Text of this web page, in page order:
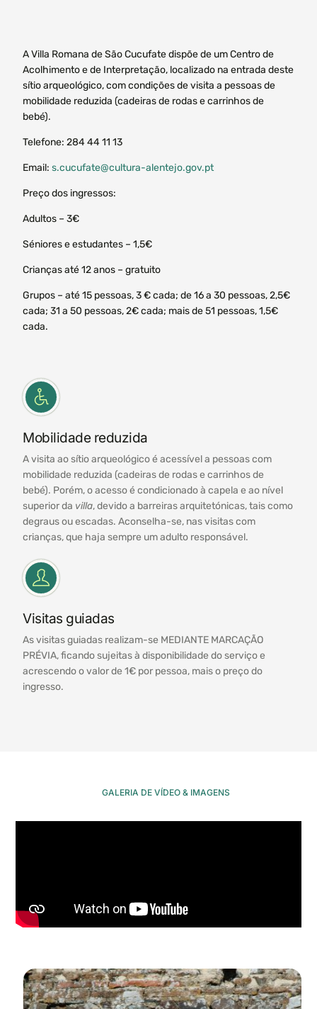
A Villa Romana de São Cucufate dispõe de um Centro de
Acolhimento e de Interpretação, localizado na entrada deste
sítio arqueológico, com condições de visita a pessoas de
mobilidade reduzida (cadeiras de rodas e carrinhos de
bebé).
Telefone: 284 44 11 13
Email:s.cucufate@cultura-alentejo.gov.pt
Preço dos ingressos:
Adultos – 3€
Séniores e estudantes – 1,5€
Crianças até 12 anos – gratuito
Grupos – até 15 pessoas, 3 € cada; de 16 a 30 pessoas, 2,5€
cada; 31 a 50 pessoas, 2€ cada; mais de 51 pessoas, 1,5€
cada.
Mobilidade reduzida
A visita ao sítio arqueológico é acessível a pessoas com
mobilidade reduzida (cadeiras de rodas e carrinhos de
bebé). Porém, o acesso é condicionado à capela e ao nível
superior da villa, devido a barreiras arquitetónicas, tais como
degraus ou escadas. Aconselha-se, nas visitas com
crianças, que haja sempre um adulto responsável.
Visitas guiadas
As visitas guiadas realizam-se MEDIANTE MARCAÇÃO
PRÉVIA, ficando sujeitas à disponibilidade do serviço e
acrescendo o valor de 1€ por pessoa, mais o preço do
ingresso.
GALERIA DE VÍDEO & IMAGENS